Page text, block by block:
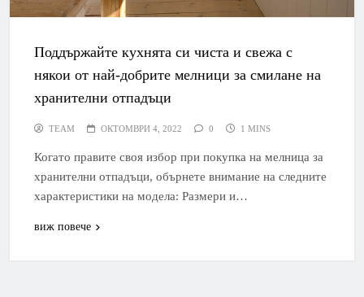
Поддържайте кухнята си чиста и свежа с
някои от най-добрите мелници за смилане на
хранителни отпадъци
TEAM ОКТОМВРИ 4, 2022 0 1 MINS
Когато правите своя избор при покупка на мелница за
хранителни отпадъци, обърнете внимание на следните
характеристики на модела: Размери и…
виж повече